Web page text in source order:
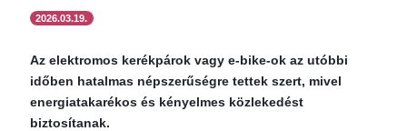
2026.03.19.
Az elektromos kerékpárok vagy e-bike-ok az utóbbi
időben hatalmas népszerűségre tettek szert, mivel
energiatakarékos és kényelmes közlekedést
biztosítanak.